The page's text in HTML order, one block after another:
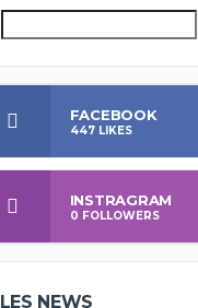
FACEBOOK
447LIKES
INSTRAGRAM
0 FOLLOWERS
LES NEWS